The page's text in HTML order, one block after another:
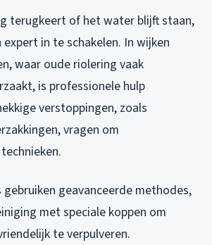
terugkeert of het water blijft staan,
in te schakelen. In wijken
waar oude riolering vaak
is professionele hulp
verstoppingen, zoals
vragen om
geavanceerde methodes,
met speciale koppen om
te verpulveren.